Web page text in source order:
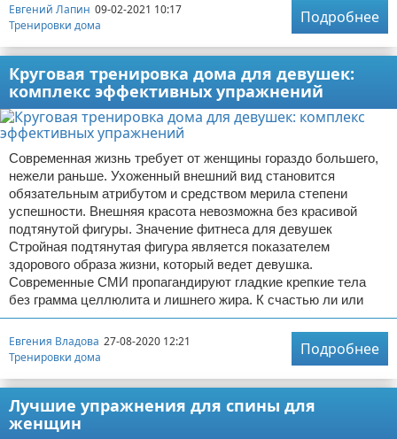
Евгений Лапин 09-02-2021 10:17
Тренировки дома
Подробнее
Круговая тренировка дома для девушек:
комплекс эффективных упражнений
Современная жизнь требует от женщины гораздо большего,
нежели раньше. Ухоженный внешний вид становится
обязательным атрибутом и средством мерила степени
успешности. Внешняя красота невозможна без красивой
подтянутой фигуры. Значение фитнеса для девушек
Стройная подтянутая фигура является показателем
здорового образа жизни, который ведет девушка.
Современные СМИ пропагандируют гладкие крепкие тела
без грамма целлюлита и лишнего жира. К счастью ли или
Евгения Владова 27-08-2020 12:21
Тренировки дома
Подробнее
Лучшие упражнения для спины для
женщин